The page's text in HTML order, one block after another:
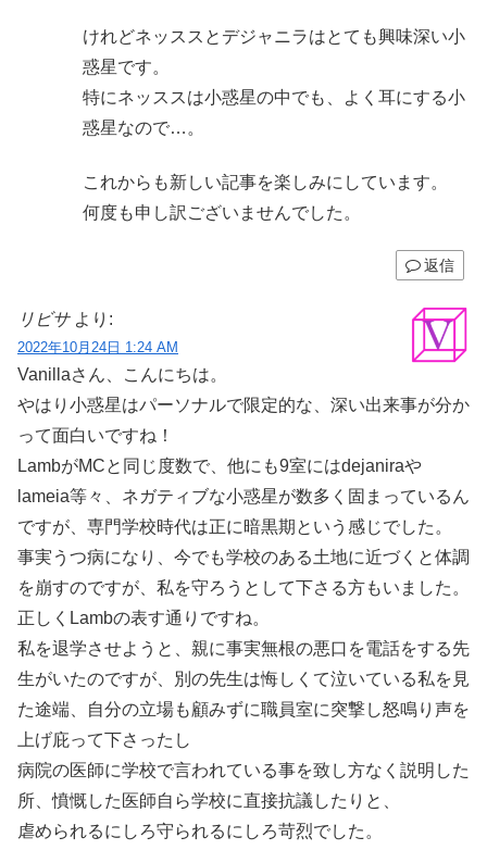
けれどネッススとデジャニラはとても興味深い小
惑星です。
特にネッススは小惑星の中でも、よく耳にする小
惑星なので…。
これからも新しい記事を楽しみにしています。
何度も申し訳ございませんでした。
返信
リビサ より:
2022年10月24日 1:24 AM
Vanillaさん、こんにちは。
やはり小惑星はパーソナルで限定的な、深い出来事が分か
って面白いですね！
LambがMCと同じ度数で、他にも9室にはdejaniraや
lameia等々、ネガティブな小惑星が数多く固まっているん
ですが、専門学校時代は正に暗黒期という感じでした。
事実うつ病になり、今でも学校のある土地に近づくと体調
を崩すのですが、私を守ろうとして下さる方もいました。
正しくLambの表す通りですね。
私を退学させようと、親に事実無根の悪口を電話をする先
生がいたのですが、別の先生は悔しくて泣いている私を見
た途端、自分の立場も顧みずに職員室に突撃し怒鳴り声を
上げ庇って下さったし
病院の医師に学校で言われている事を致し方なく説明した
所、憤慨した医師自ら学校に直接抗議したりと、
虐められるにしろ守られるにしろ苛烈でした。